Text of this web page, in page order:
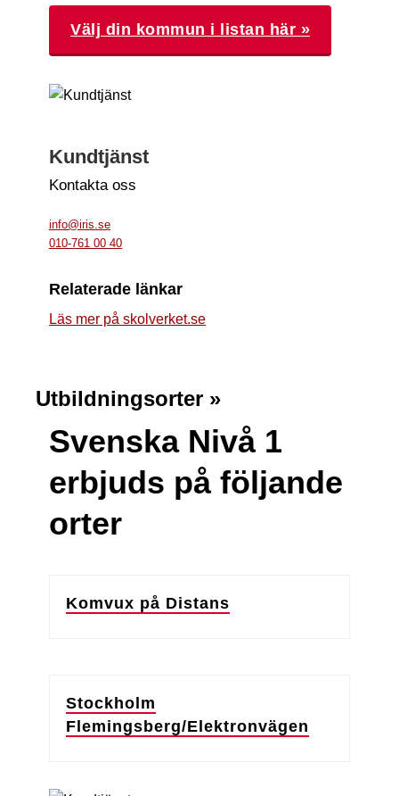
Välj din kommun i listan här »
Kundtjänst
Kontakta oss
info@iris.se
010-761 00 40
Relaterade länkar
Läs mer på skolverket.se
Utbildningsorter »
Svenska Nivå 1
erbjuds på följande
orter
Komvux på Distans
Stockholm
Flemingsberg/Elektronvägen